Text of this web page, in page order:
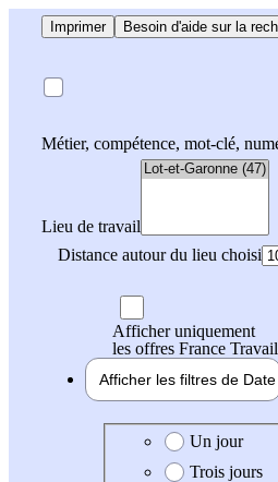
Imprimer Besoin d'aide sur la
Métier, compétence, mot-clé,
Lieu de travail
Distance autour du lieu choisi
Afficher uniquement
les offres France Travail
Afficher les filtres de
Date de création de
Un jour
Trois jours